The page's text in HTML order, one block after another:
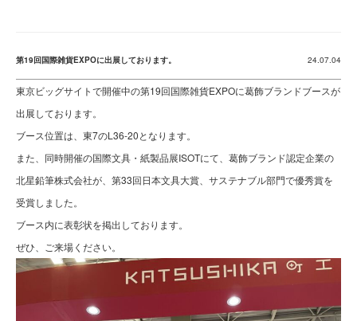
第19回国際雑貨EXPOに出展しております。 24.07.04
東京ビッグサイトで開催中の第19回国際雑貨EXPOに葛飾ブランドブースが
出展しております。
ブース位置は、東7のL36-20となります。
また、同時開催の国際文具・紙製品展ISOTにて、葛飾ブランド認定企業の
北星鉛筆株式会社が、第33回日本文具大賞、サステナブル部門で優秀賞を
受賞しました。
ブース内に表彰状を掲出しております。
ぜひ、ご来場ください。